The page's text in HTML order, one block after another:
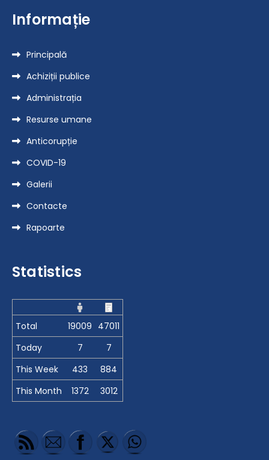
Informație
Principală
Achiziții publice
Administrația
Resurse umane
Anticorupție
COVID-19
Galerii
Contacte
Rapoarte
Statistics
Total 19009 47011
Today
7
7
This Week
433
884
This Month
1372 3012